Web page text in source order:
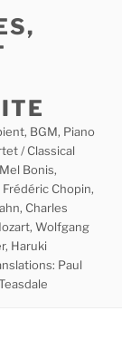
BGM, Piano
/ Classical
Bonis,
Chopin,
Charles
Wolfgang
Haruki
Paul